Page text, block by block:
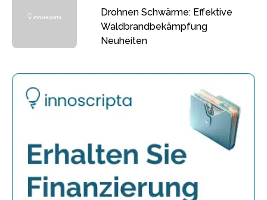
Drohnen Schwärme: Effektive
Waldbrandbekämpfung
Neuheiten